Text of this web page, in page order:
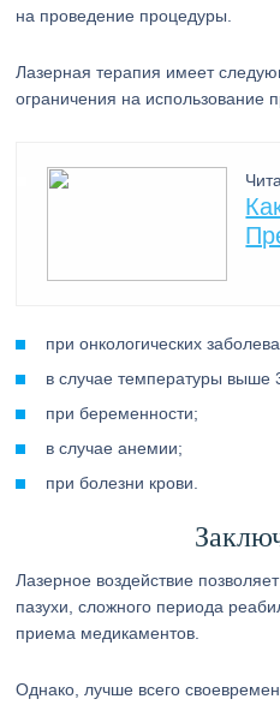
на проведение процедуры.
Лазерная терапия имеет
ограничения на использование
при онкологических
в случае температуры выше
при беременности;
в случае анемии;
при болезни крови.
Лазерное воздействие
пазухи, сложного периода
приема медикаментов.
Однако, лучше всего